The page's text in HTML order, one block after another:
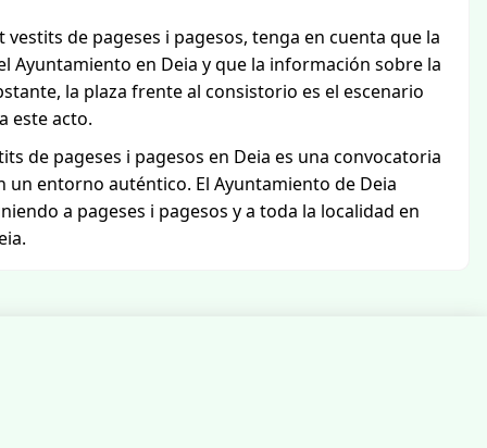
de pageses i pagesos, tenga en cuenta que la
Ayuntamiento en Deia y que la información sobre la
la plaza frente al consistorio es el escenario
este acto.
de pageses i pagesos en Deia es una convocatoria
entorno auténtico. El Ayuntamiento de Deia
a pageses i pagesos y a toda la localidad en